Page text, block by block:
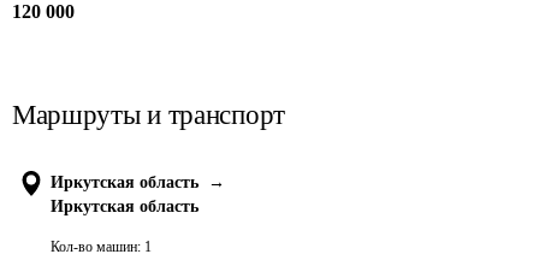
120 000
Маршруты и транспорт
Иркутская область
→
Иркутская область
Кол-во машин: 1